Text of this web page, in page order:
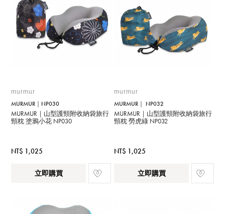
murmur
MURMUR｜NP030
MURMUR｜山型護頸附收納袋旅行
頸枕 塗鴉小花 NP030
NT$ 1,025
立即購買
murmur
MURMUR｜ NP032
MURMUR｜山型護頸附收納袋旅行
頸枕 勞虎綠 NP032
NT$ 1,025
立即購買